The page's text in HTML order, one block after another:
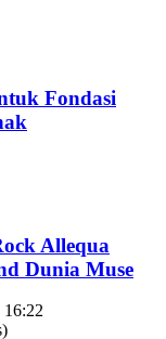
Fondasi
Allequa
Dunia Muse